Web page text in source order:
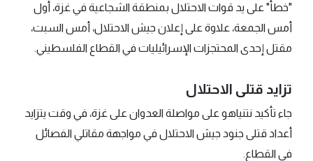
"خطأ" على يد قوات الاحتلال بمنطقة الشجاعية في غزة، أول
أمس الجمعة، علاوة على إعلان جيش الاحتلال، أمس السبت،
مقتل إحدى المحتجزات الإسرائيليات في القطاع الفلسطيني.
تزايد قتلى الاحتلال
جاء تأكيد نتنياهو على مواصلة العدوان على غزة، في وقت يتزايد
أعداد قتلى جنود جيش الاحتلال في مواجهة مقاتلي الفصائل
في القطاع.